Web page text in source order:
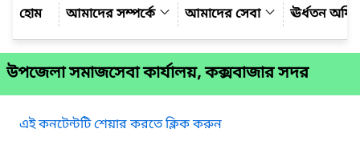
আমাদের সম্পর্কে
আমাদের সেবা ঊর্ধতন
উপজেলা সমাজসেবা কার্যালয়, কক্সবাজার সদর
এই কনটেন্টটি শেয়ার করতে ক্লিক করুন